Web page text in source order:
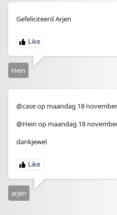
Gefeliciteerd Arjen
Hein
@case op maandag 18
@Hein op maandag 18
dankjewel
arjen